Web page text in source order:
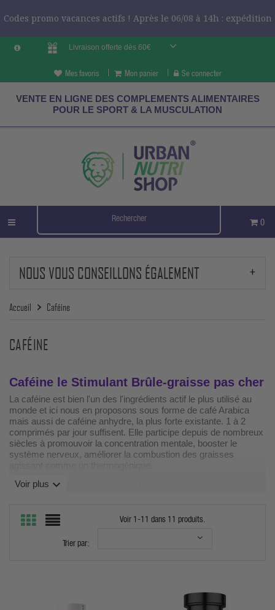
Codes promo vacances actifs ! Après le 06/08 à 14h : expédition
Livraison offerte dès 60€
Mes favoris Mon panier Se connecter
VENTE EN LIGNE DES COMPLEMENTS ALIMENTAIRES
POUR LE SPORT & LA MUSCULATION
0
NOUS VOUS CONSEILLONS ÉGALEMENT
Accueil Caféine
CAFÉINE
Caféine le Stimulant Brûle-graisse pas cher
La caféine est bien l'un des l'ingrédients actif le plus utilisé au
monde et ici nous en proposons sous forme de café Arabica
mais aussi de caféine anhydre, la plus forte existante. 1 à 2
comprimés par jour suffisent. Elle participe depuis de nombreux
siècles à promouvoir la concentration mentale, booster le
système nerveux, améliorer la combustion des graisses
Caféine pour le mental et le physique !
d'une activité intense et va aider à résister à l'effort soutenue. La
caffeine Genius Nutrition
" est la plus qualité de ce que l'on
Voir plus expand_more
Voir 1-11 dans 11 produits.
Trier par: